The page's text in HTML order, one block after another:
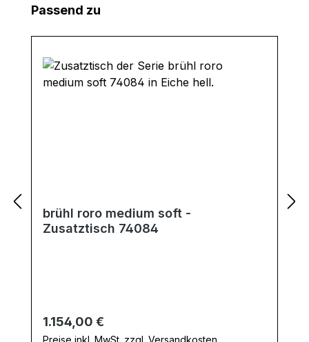
Produktgalerie überspringen
Passend zu
brühl roro medium soft -
Zusatztisch 74084
Regulärer Preis:
1.154,00 €
Preise inkl. MwSt. zzgl. Versandkosten